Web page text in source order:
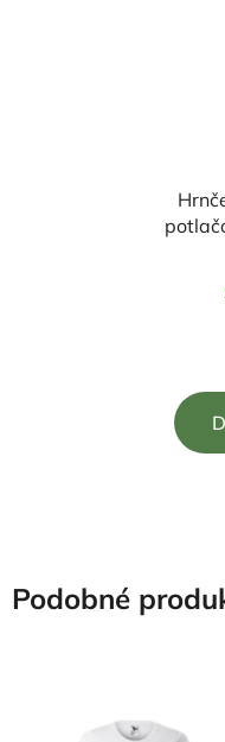
Podobné